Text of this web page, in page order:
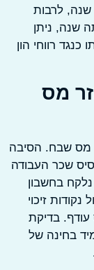
לרבות
ניתן
הון
מס
הסיבה
העבודה
בחשבון
זיכוי
בדיקת
של